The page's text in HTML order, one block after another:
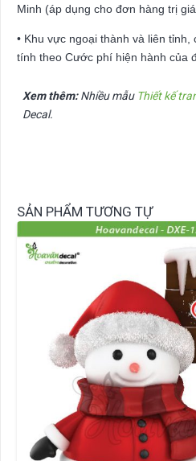
Minh (áp dụng cho đơn hàng trị
• Khu vực ngoại thành và liên
tính theo Cước phí hiện hành của
Xem thêm:Nhiều mẫu Thiết kế
Decal.
SẢN PHẨM TƯƠNG TỰ